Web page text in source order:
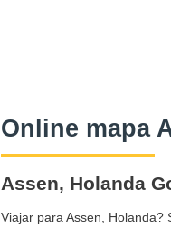
Online mapa
Assen, Holanda
Viajar para Assen, Holanda?